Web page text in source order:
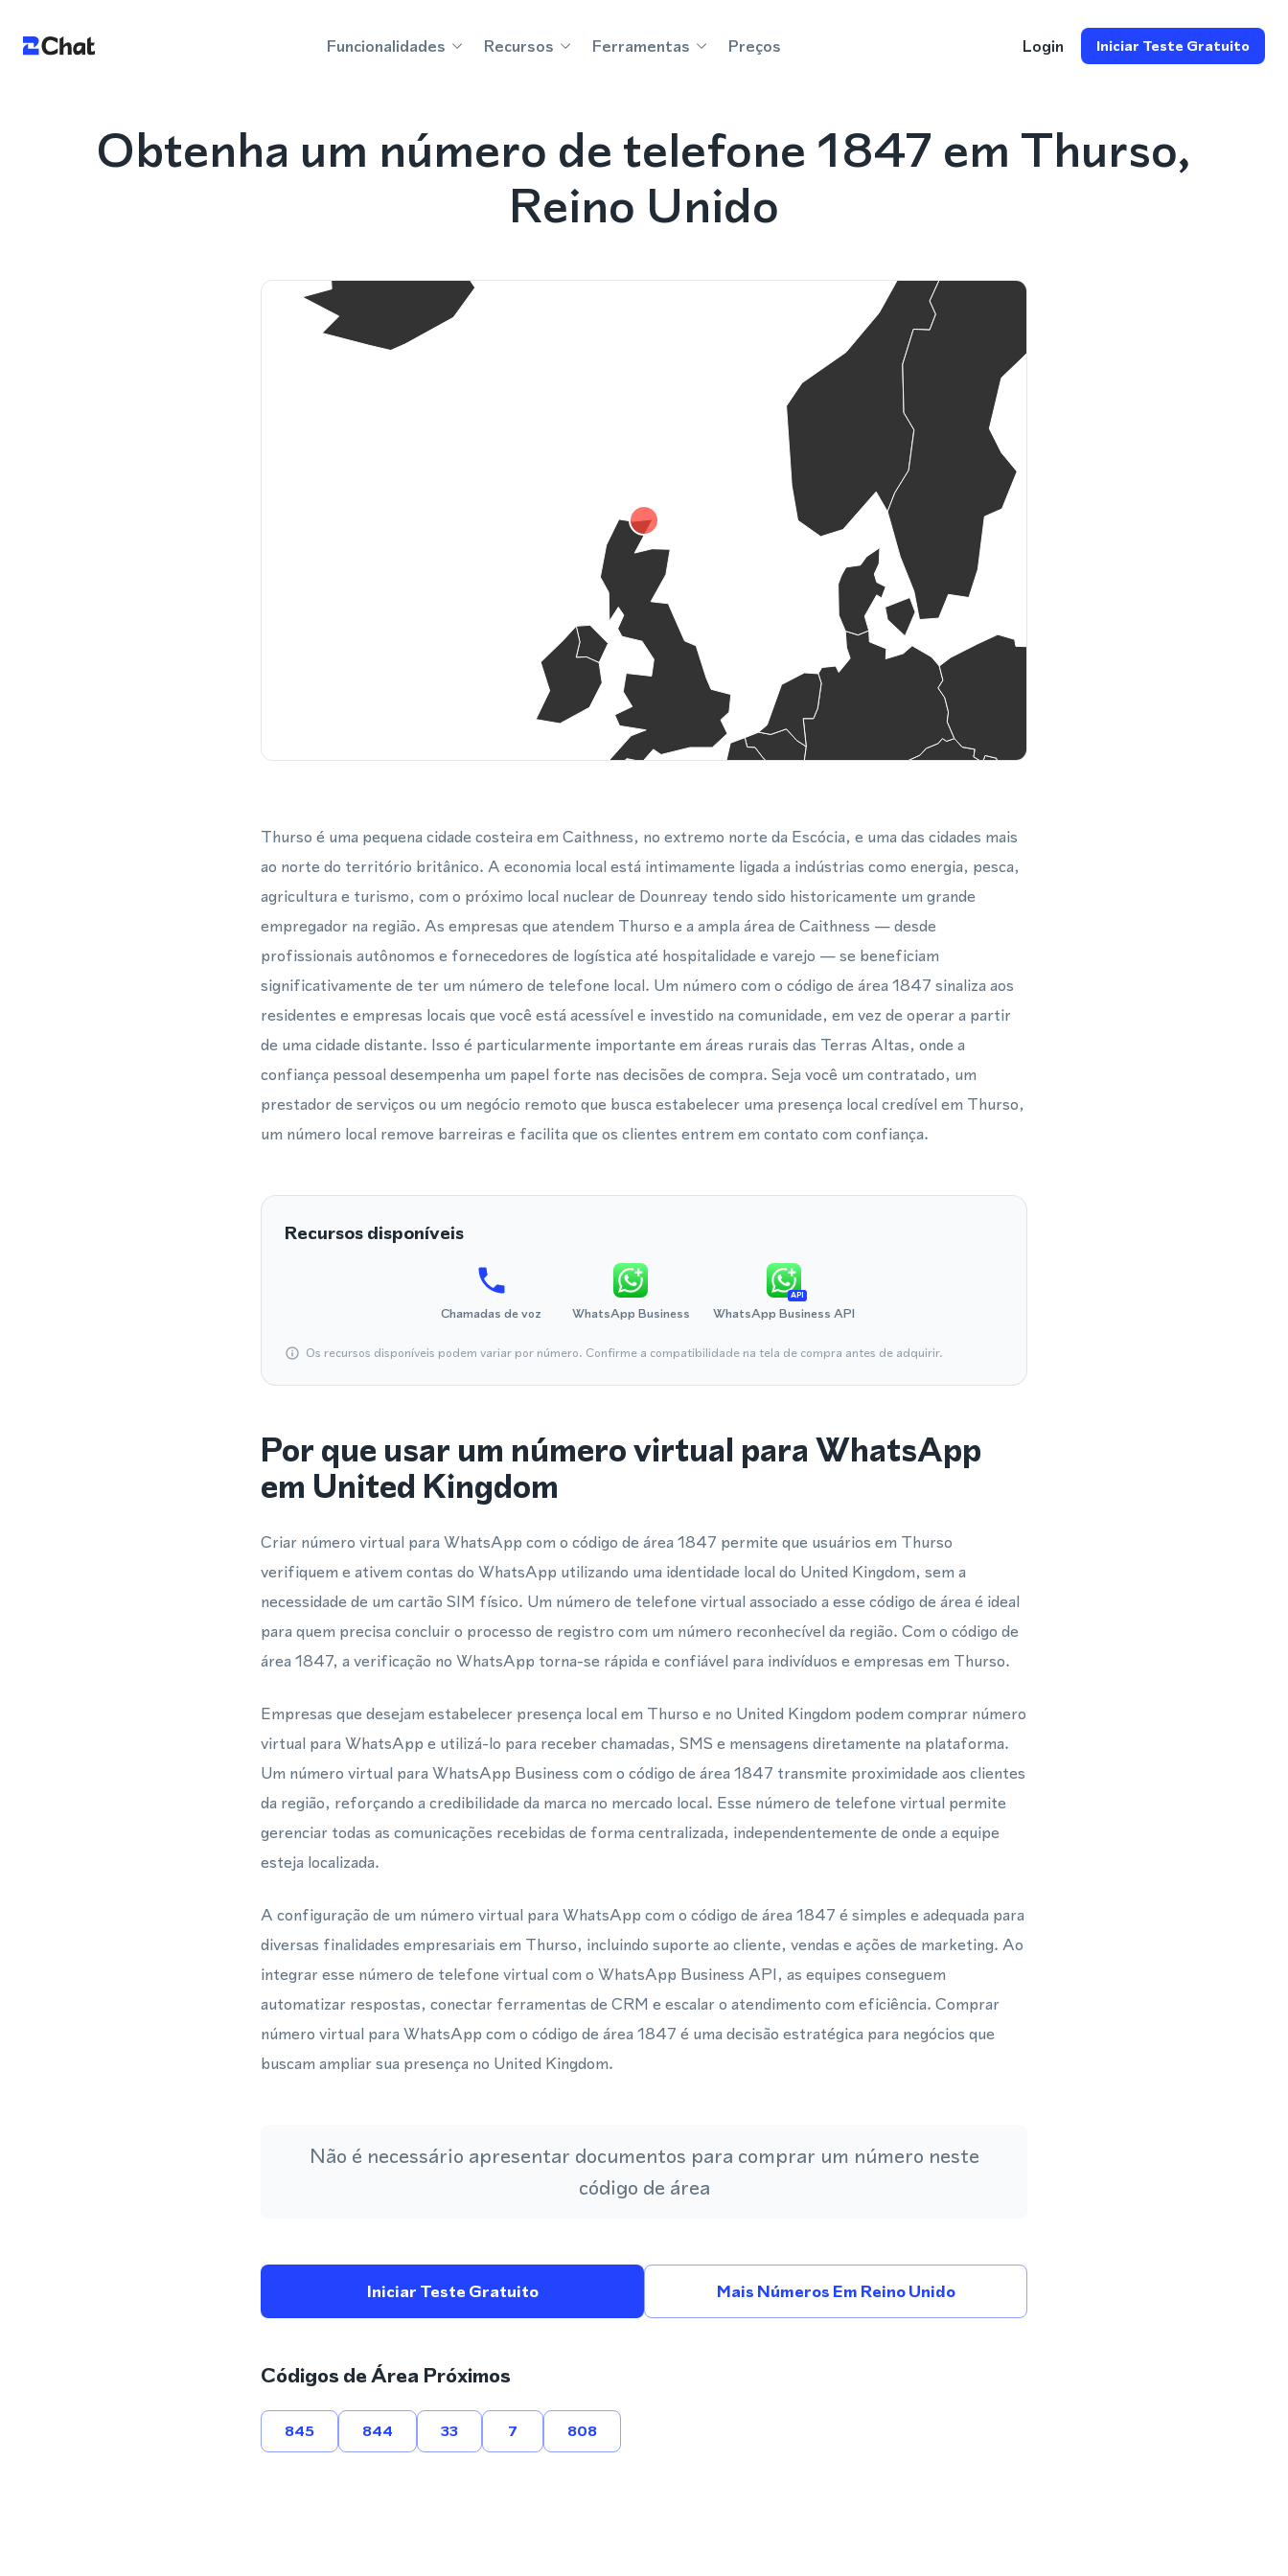
Funcionalidades Recursos Ferramentas Preços Login Iniciar Teste Gratuito
Obtenha um número de telefone 1847 em Thurso,
Reino Unido
Thurso é uma pequena cidade costeira em Caithness, no extremo norte da Escócia, e uma das cidades mais
ao norte do território britânico. A economia local está intimamente ligada a indústrias como energia, pesca,
agricultura e turismo, com o próximo local nuclear de Dounreay tendo sido historicamente um grande
empregador na região. As empresas que atendem Thurso e a ampla área de Caithness — desde
profissionais autônomos e fornecedores de logística até hospitalidade e varejo — se beneficiam
significativamente de ter um número de telefone local. Um número com o código de área 1847 sinaliza aos
residentes e empresas locais que você está acessível e investido na comunidade, em vez de operar a partir
de uma cidade distante. Isso é particularmente importante em áreas rurais das Terras Altas, onde a
confiança pessoal desempenha um papel forte nas decisões de compra. Seja você um contratado, um
prestador de serviços ou um negócio remoto que busca estabelecer uma presença local credível em Thurso,
um número local remove barreiras e facilita que os clientes entrem em contato com confiança.
Recursos disponíveis
Chamadas de voz WhatsApp Business
API
WhatsApp Business API
Os recursos disponíveis podem variar por número. Confirme a compatibilidade na tela de compra antes de adquirir.
Por que usar um número virtual para WhatsApp
em United Kingdom
Criar número virtual para WhatsApp com o código de área 1847 permite que usuários em Thurso
verifiquem e ativem contas do WhatsApp utilizando uma identidade local do United Kingdom, sem a
necessidade de um cartão SIM físico. Um número de telefone virtual associado a esse código de área é ideal
para quem precisa concluir o processo de registro com um número reconhecível da região. Com o código de
área 1847, a verificação no WhatsApp torna-se rápida e confiável para indivíduos e empresas em Thurso.
Empresas que desejam estabelecer presença local em Thurso e no United Kingdom podem comprar número
virtual para WhatsApp e utilizá-lo para receber chamadas, SMS e mensagens diretamente na plataforma.
Um número virtual para WhatsApp Business com o código de área 1847 transmite proximidade aos clientes
da região, reforçando a credibilidade da marca no mercado local. Esse número de telefone virtual permite
gerenciar todas as comunicações recebidas de forma centralizada, independentemente de onde a equipe
esteja localizada.
A configuração de um número virtual para WhatsApp com o código de área 1847 é simples e adequada para
diversas finalidades empresariais em Thurso, incluindo suporte ao cliente, vendas e ações de marketing. Ao
integrar esse número de telefone virtual com o WhatsApp Business API, as equipes conseguem
automatizar respostas, conectar ferramentas de CRM e escalar o atendimento com eficiência. Comprar
número virtual para WhatsApp com o código de área 1847 é uma decisão estratégica para negócios que
buscam ampliar sua presença no United Kingdom.
Não é necessário apresentar documentos para comprar um número neste
código de área
Iniciar Teste Gratuito Mais Números Em Reino Unido
Códigos de Área Próximos
845 844 33 7 808